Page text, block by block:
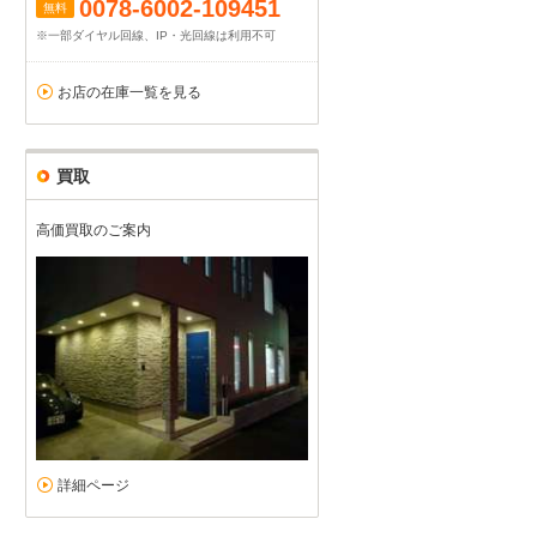
無料 0078-6002-109451
※一部ダイヤル回線、IP・光回線は利用不可
お店の在庫一覧を見る
買取
高価買取のご案内
詳細ページ